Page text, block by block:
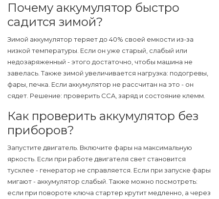
Почему аккумулятор быстро
садится зимой?
Зимой аккумулятор теряет до 40% своей емкости из-за
низкой температуры. Если он уже старый, слабый или
недозаряженный - этого достаточно, чтобы машина не
завелась. Также зимой увеличивается нагрузка: подогревы,
фары, печка. Если аккумулятор не рассчитан на это - он
сядет. Решение: проверить CCA, заряд и состояние клемм.
Как проверить аккумулятор без
приборов?
Запустите двигатель. Включите фары на максимальную
яркость. Если при работе двигателя свет становится
тусклее - генератор не справляется. Если при запуске фары
мигают - аккумулятор слабый. Также можно посмотреть:
если при повороте ключа стартер крутит медленно, а через